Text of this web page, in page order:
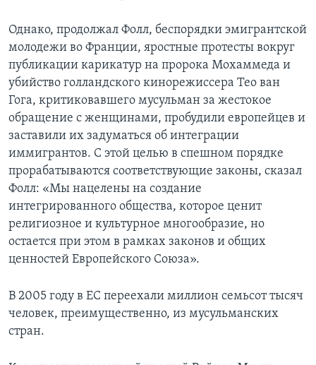
Однако, продолжал Фолл, беспорядки эмигрантской
молодежи во Франции, яростные протесты вокруг
публикации карикатур на пророка Мохаммеда и
убийство голландского кинорежиссера Тео ван
Гога, критиковавшего мусульман за жестокое
обращение с женщинами, пробудили европейцев и
заставили их задуматься об интеграции
иммигрантов. С этой целью в спешном порядке
прорабатываются соответствующие законы, сказал
Фолл: «Мы нацелены на создание
интегрированного общества, которое ценит
религиозное и культурное многообразие, но
остается при этом в рамках законов и общих
ценностей Европейского Союза».
В 2005 году в ЕС переехали миллион семьсот тысяч
человек, преимущественно, из мусульманских
стран.